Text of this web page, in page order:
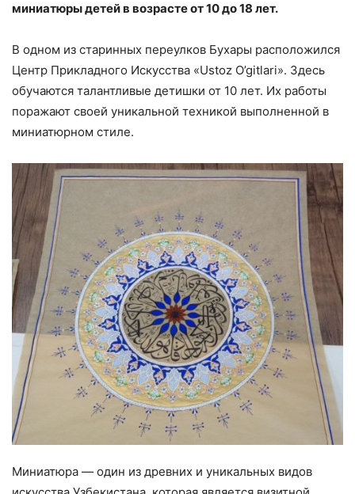
миниатюры детей в возрасте от 10 до 18 лет.
В одном из старинных переулков Бухары расположился
Центр Прикладного Искусства «Ustoz O’gitlari». Здесь
обучаются талантливые детишки от 10 лет. Их работы
поражают своей уникальной техникой выполненной в
миниатюрном стиле.
Миниатюра — один из древних и уникальных видов